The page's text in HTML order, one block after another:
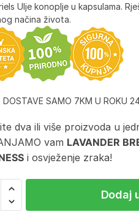
Ulje konoplje u kapsulama.
načina života.
DOSTAVE SAMO 7KM U ROKU
dva ili više proizvoda u
vam LAVANDER
i osvježenje zraka!
Dodaj